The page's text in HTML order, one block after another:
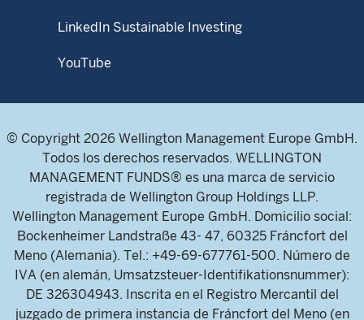
LinkedIn Sustainable Investing
YouTube
© Copyright 2026 Wellington Management Europe GmbH.
Todos los derechos reservados. WELLINGTON
MANAGEMENT FUNDS® es una marca de servicio
registrada de Wellington Group Holdings LLP.
Wellington Management Europe GmbH. Domicilio social:
Bockenheimer Landstraße 43- 47, 60325 Fráncfort del
Meno (Alemania). Tel.: +49-69-677761-500. Número de
IVA (en alemán, Umsatzsteuer-Identifikationsnummer):
DE 326304943. Inscrita en el Registro Mercantil del
juzgado de primera instancia de Fráncfort del Meno (en